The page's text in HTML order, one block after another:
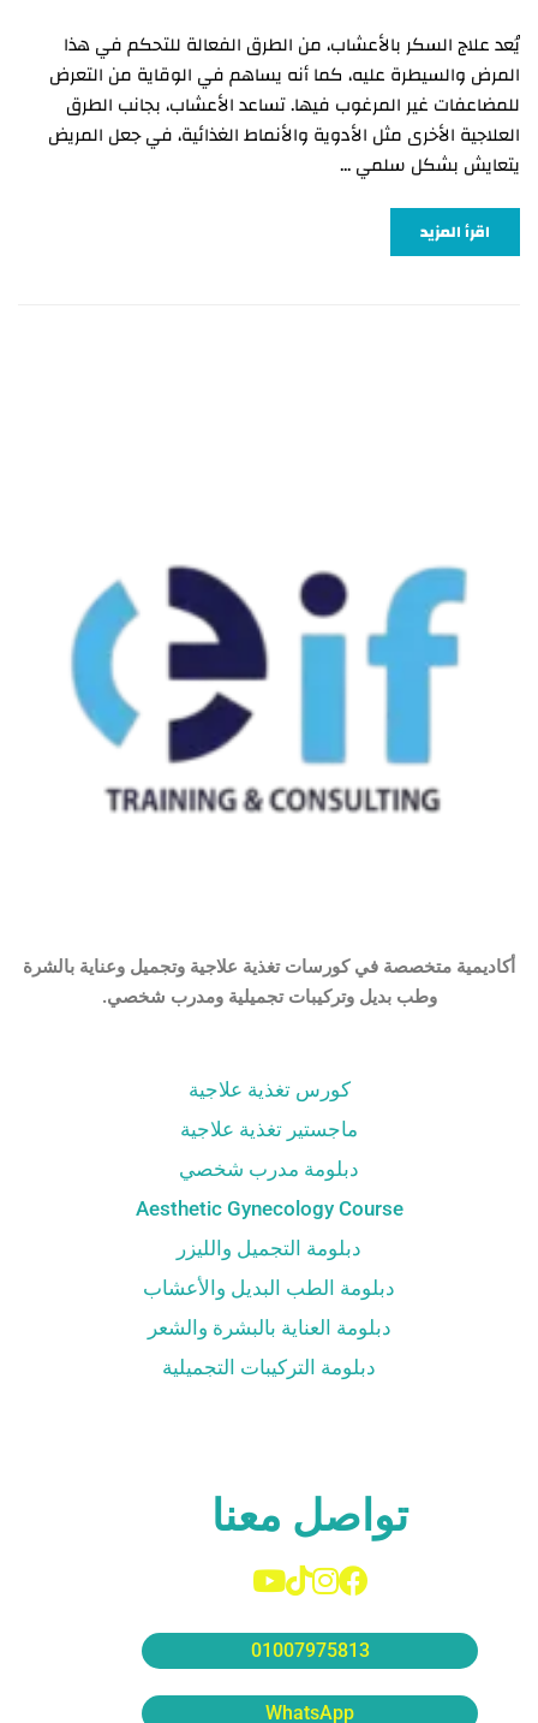
يُعد علاج السكر بالأعشاب، من الطرق الفعالة للتحكم في هذا
المرض والسيطرة عليه، كما أنه يساهم في الوقاية من التعرض
للمضاعفات غير المرغوب فيها. تساعد الأعشاب، بجانب الطرق
العلاجية الأخرى مثل الأدوية والأنماط الغذائية، في جعل المريض
يتعايش بشكل سلمي …
اقرأ المزيد
أكاديمية متخصصة في كورسات تغذية علاجية وتجميل وعناية بالشرة
وطب بديل وتركيبات تجميلية ومدرب شخصي.
كورس تغذية علاجية
ماجستير تغذية علاجية
دبلومة مدرب شخصي
Aesthetic Gynecology Course
دبلومة التجميل والليزر
دبلومة الطب البديل والأعشاب
دبلومة العناية بالبشرة والشعر
دبلومة التركيبات التجميلية
تواصل معنا
01007975813
WhatsApp